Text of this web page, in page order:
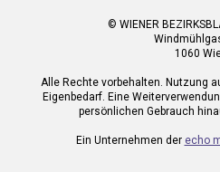
© WIENER
1060
Alle Rechte vorbehalten. Nutzung
Eigenbedarf. Eine
persönlichen Gebrauch
Ein Unternehmen der echo